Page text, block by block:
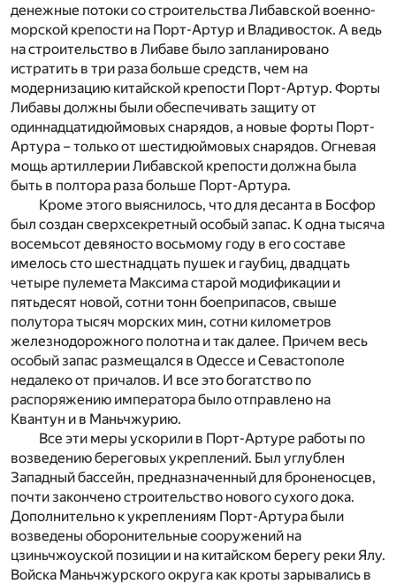
денежные потоки со строительства Либавской военно-
морской крепости на Порт-Артур и Владивосток. А ведь
на строительство в Либаве было запланировано
истратить в три раза больше средств, чем на
модернизацию китайской крепости Порт-Артур. Форты
Либавы должны были обеспечивать защиту от
одиннадцатидюймовых снарядов, а новые форты Порт-
Артура – только от шестидюймовых снарядов. Огневая
мощь артиллерии Либавской крепости должна была
быть в полтора раза больше Порт-Артура.
Кроме этого выяснилось, что для десанта в Босфор
был создан сверхсекретный особый запас. К одна тысяча
восемьсот девяносто восьмому году в его составе
имелось сто шестнадцать пушек и гаубиц, двадцать
четыре пулемета Максима старой модификации и
пятьдесят новой, сотни тонн боеприпасов, свыше
полутора тысяч морских мин, сотни километров
железнодорожного полотна и так далее. Причем весь
особый запас размещался в Одессе и Севастополе
недалеко от причалов. И все это богатство по
распоряжению императора было отправлено на
Квантун и в Маньчжурию.
Все эти меры ускорили в Порт-Артуре работы по
возведению береговых укреплений. Был углублен
Западный бассейн, предназначенный для броненосцев,
почти закончено строительство нового сухого дока.
Дополнительно к укреплениям Порт-Артура были
возведены оборонительные сооружений на
цзиньчжоуской позиции и на китайском берегу реки Ялу.
Войска Маньчжурского округа как кроты зарывались в